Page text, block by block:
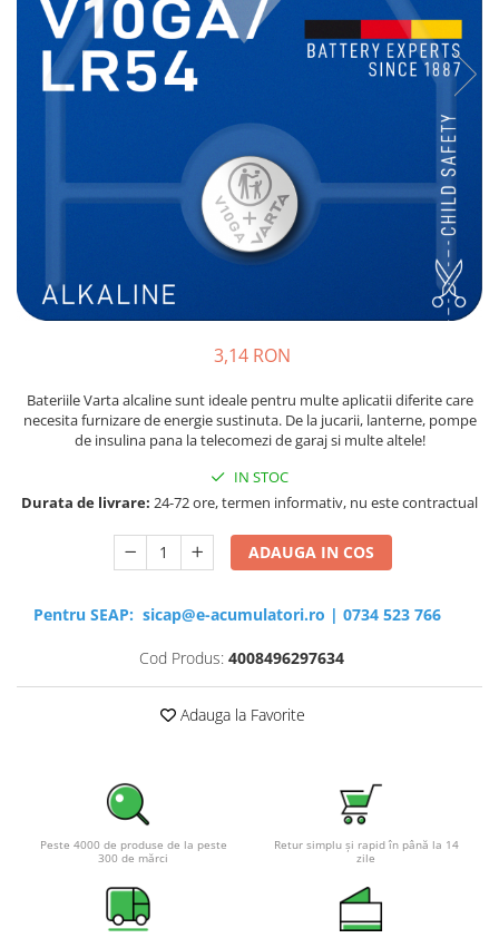
Sisteme de management (BMS)
Redresoare, incarcatoare si testere
3,14 RON
Bateriile Varta alcaline sunt ideale pentru multe aplicatii diferite care
necesita furnizare de energie sustinuta. De la jucarii, lanterne, pompe
de insulina pana la telecomezi de garaj si multe altele!
IN STOC
Durata de livrare: 24-72 ore, termen informativ, nu este contractual
ADAUGA IN COS
Pentru SEAP: sicap@e-acumulatori.ro | 0734 523 766
Cod Produs: 4008496297634
Adauga la Favorite
Peste 4000 de produse de la peste
300 de mărci
Retur simplu și rapid în până la 14
zile